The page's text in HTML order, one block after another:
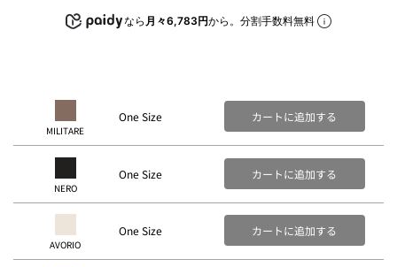
なら 月々6,783円から。分割手数料無料
MILITARE
One Size カートに追加する
NERO
One Size カートに追加する
AVORIO
One Size カートに追加する